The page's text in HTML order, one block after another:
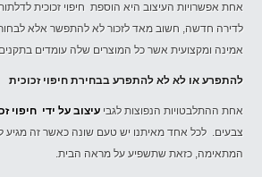
אחת אפשרויות העיצוב היא הוספת חיפוי זכוכית
לדירה חדשה, חשוב מאד לזכור לא להתפשר אלא
אמינה ומקצועית אשר כל המוצרים שלה עומדים
להתפרע או לא לא להתפרע בבחירת חיפוי זכוכית
אחת ההתלבטויות הנפוצות לגבי עיצוב על ידי חיפוי
צבעים. לכל אחד מאיתנו יש טעם שונה כאשר זה מגיע
המתאימה, כזאת שתשפיע על מראה הבית.